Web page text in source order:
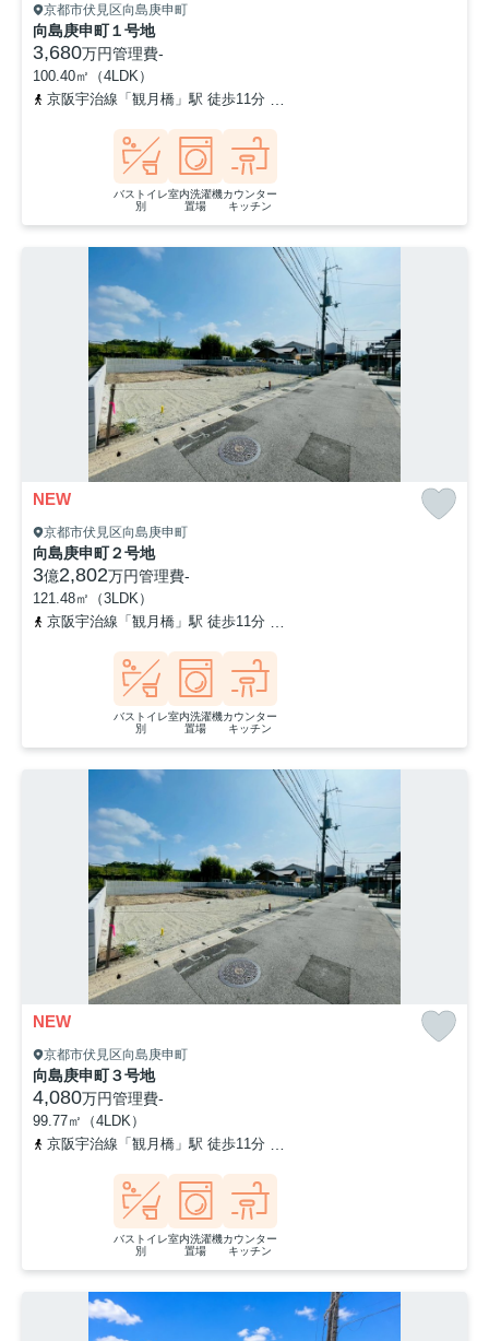
京都市伏見区向島庚申町
向島庚申町１号地
3,680万円管理費-
100.40㎡（4LDK）
京阪宇治線「観月橋」駅 徒歩11分
バストイレ
別
室内洗濯機
置場
カウンター
キッチン
NEW
京都市伏見区向島庚申町
向島庚申町２号地
3億2,802万円管理費-
121.48㎡（3LDK）
京阪宇治線「観月橋」駅 徒歩11分
バストイレ
別
室内洗濯機
置場
カウンター
キッチン
NEW
京都市伏見区向島庚申町
向島庚申町３号地
4,080万円管理費-
99.77㎡（4LDK）
京阪宇治線「観月橋」駅 徒歩11分
バストイレ
別
室内洗濯機
置場
カウンター
キッチン